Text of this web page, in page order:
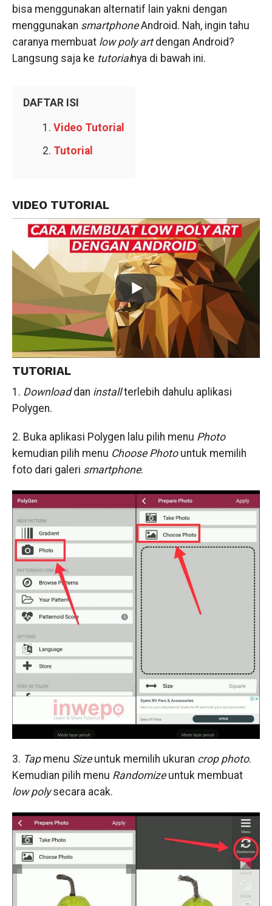
bisa menggunakan alternatif lain yakni dengan
menggunakan smartphoneAndroid. Nah, ingin tahu
caranya membuat low poly artdengan Android?
Langsung saja ke tutorialnya di bawah ini.
DAFTAR ISI
Video Tutorial
Tutorial
VIDEO TUTORIAL
TUTORIAL
1. Downloaddan installterlebih dahulu aplikasi
Polygen.
2. Buka aplikasi Polygen lalu pilih menu Photo
kemudian pilih menu Choose Photountuk memilih
foto dari galeri smartphone.
3. Tapmenu Sizeuntuk memilih ukuran crop photo.
Kemudian pilih menu Randomizeuntuk membuat
low polysecara acak.